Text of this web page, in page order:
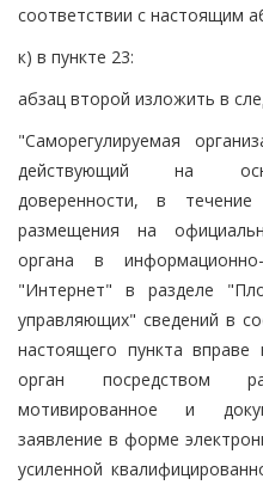
соответствии с настоящим
к) в пункте 23:
абзац второй изложить в
"Саморегулируемая
действующий на
доверенности, в
размещения на
органа в информационно-
"Интернет" в разделе
управляющих" сведений в
настоящего пункта
орган посредством
мотивированное и
заявление в форме
усиленной